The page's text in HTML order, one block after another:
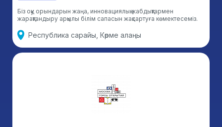
Біз оқу орындарын жаңа, инновациялық жабдықтармен
жарақтандыру арқылы білім сапасын жақсартуға көмектесеміз.
Республика сарайы, Көрме алаңы